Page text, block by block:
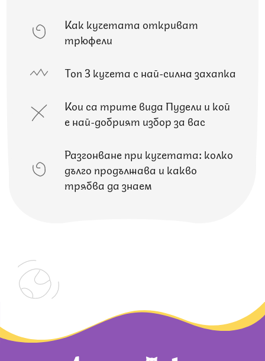
Как кучетата откриват
трюфели
Топ 3 кучета с най-силна захапка
Кои са трите вида Пудели и кой
е най-добрият избор за вас
Разгонване при кучетата: колко
дълго продължава и какво
трябва да знаем